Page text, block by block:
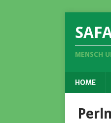
MENSCH
HOME